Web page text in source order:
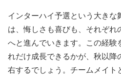
インターハイ予選という大きな
は、悔しさも喜びも、それぞれ
へと進んでいきます。この経験
れだけ成長できるかが、秋以降
右するでしょう。チームメイト